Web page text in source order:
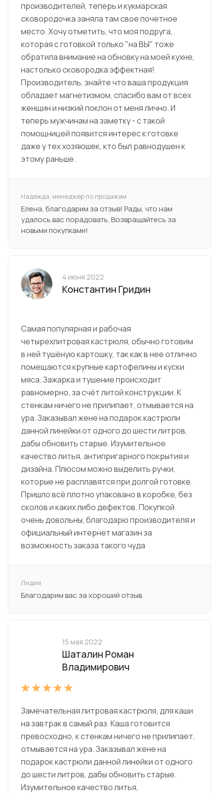
производителей, теперь и кукмарская
сковородочка заняла там свое почетное
место. Хочу отметить, что моя подруга,
которая с готовкой только "на ВЫ" тоже
обратила внимание на обновку на моей кухне,
настолько сковородка эффектная!
Производитель, знайте что ваша продукция
обладает магнетизмом, спасибо вам от всех
женщин и низкий поклон от меня лично. И
теперь мужчинам на заметку - с такой
помощницей появится интерес к готовке
даже у тех хозяюшек, кто был равнодушен к
этому раньше.
Надежда, менеджер по продажам
Елена, благодарим за отзыв! Рады, что нам
удалось вас порадовать. Возвращайтесь за
новыми покупками!
4 июня 2022
Константин Гридин
Самая популярная и рабочая
четырехлитровая кастрюля, обычно готовим
в ней тушёную картошку, так как в нее отлично
помещаются крупные картофелины и куски
мяса. Зажарка и тушение происходит
равномерно, за счёт литой конструкции. К
стенкам ничего не прилипает, отмывается на
ура. Заказывал жене на подарок кастрюли
данной линейки от одного до шести литров,
дабы обновить старые. Изумительное
качество литья, антипригарного покрытия и
дизайна. Плюсом можно выделить ручки,
которые не расплавятся при долгой готовке.
Пришло всё плотно упаковано в коробке, без
сколов и каких либо дефектов. Покупкой
очень довольны, благодарю производителя и
официальный интернет магазин за
возможность заказа такого чуда
Лидия
Благодарим вас за хороший отзыв.
15 мая 2022
Шаталин Роман
Владимирович
Замечательная литровая кастрюля, для каши
на завтрак в самый раз. Каша готовится
превосходно, к стенкам ничего не прилипает,
отмывается на ура. Заказывал жене на
подарок кастрюли данной линейки от одного
до шести литров, дабы обновить старые.
Изумительное качество литья,